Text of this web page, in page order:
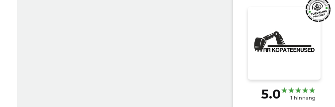
5.0 1 hinnang